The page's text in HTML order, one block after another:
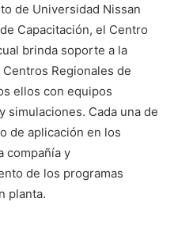
de Universidad Nissan
Capacitación, el Centro
brinda soporte a la
Regionales de
ellos con equipos
simulaciones. Cada una de
de aplicación en los
compañía y
de los programas
planta.